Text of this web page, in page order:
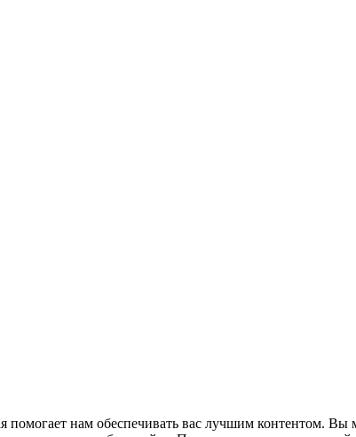
нам обеспечивать вас лучшим контентом.